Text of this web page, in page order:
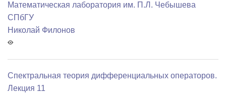
Математичеcкая лаборатория им. П.Л. Чебышева
СПбГУ
Николай Филонов
Спектральная теория дифференциальных операторов.
Лекция 11